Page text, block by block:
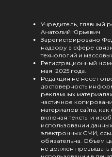
Учредитель, главный
Анатолий Юрьевич
Зарегистрировано
надзору в сфере
технологий и
Регистрационный
мая 2025 года.
Редакция не несет
достоверность
рекламных
частичное
материалов сайта,
включая тексты и
использовании
электронных СМИ,
обязательна. Объем
не должен превышать